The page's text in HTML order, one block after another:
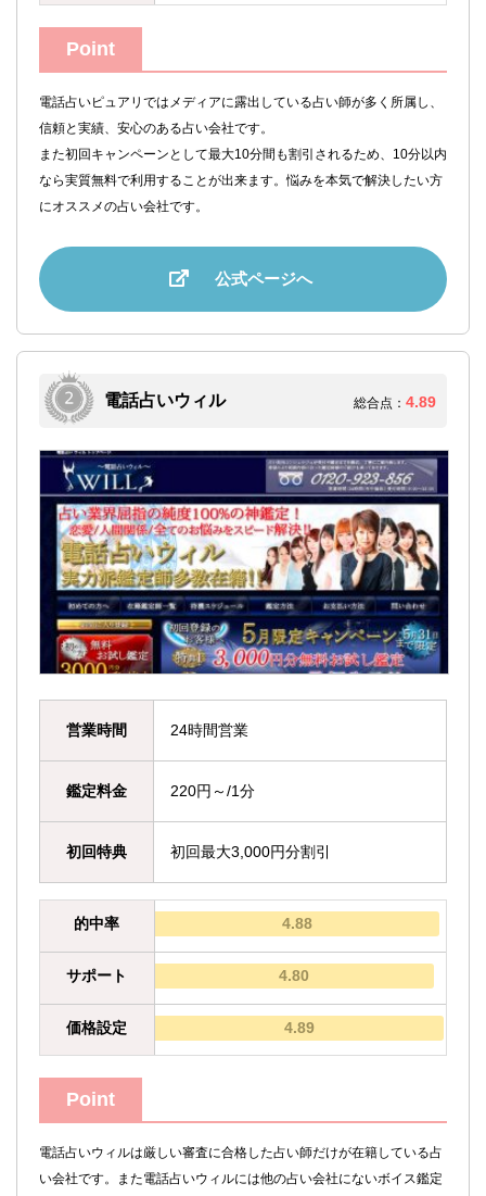
Point
電話占いピュアリではメディアに露出している占い師が多く所属し、
信頼と実績、安心のある占い会社です。
また初回キャンペーンとして最大10分間も割引されるため、10分以内
なら実質無料で利用することが出来ます。悩みを本気で解決したい方
にオススメの占い会社です。
公式ページへ
電話占いウィル 総合点： 4.89
営業時間 24時間営業
鑑定料金 220円～/1分
初回特典 初回最大3,000円分割引
的中率 4.88
サポート 4.80
価格設定 4.89
Point
電話占いウィルは厳しい審査に合格した占い師だけが在籍している占
い会社です。また電話占いウィルには他の占い会社にないボイス鑑定